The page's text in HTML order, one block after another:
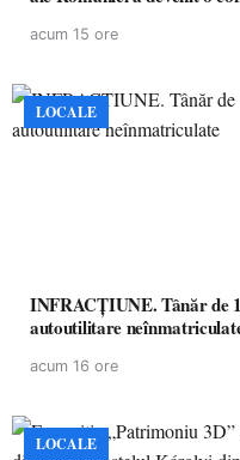
acum 15 ore
LOCALE
INFRACȚIUNE. Tânăr de
autoutilitare
acum 16 ore
LOCALE